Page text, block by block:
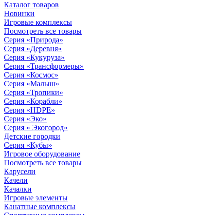
Каталог товаров
Новинки
Игровые комплексы
Посмотреть все товары
Серия «Природа»
Серия «Деревня»
Серия «Кукуруза»
Серия «Трансформеры»
Серия «Космос»
Серия «Малыш»
Серия «Тропики»
Серия «Корабли»
Серия «HDPE»
Серия «Эко»
Серия « Экогород»
Детские городки
Серия «Кубы»
Игровое оборудование
Посмотреть все товары
Карусели
Качели
Качалки
Игровые элементы
Канатные комплексы